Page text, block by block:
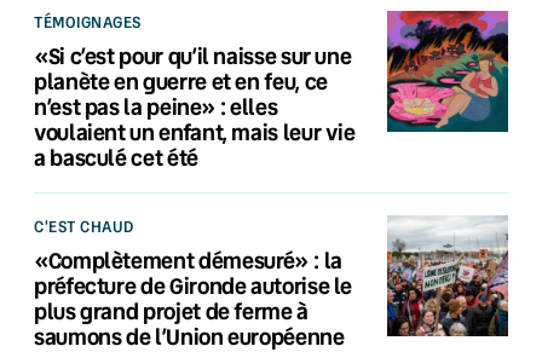
TÉMOIGNAGES
«Si c’est pour qu’il naisse sur une
planète en guerre et en feu, ce
n’est pas la peine» : elles
voulaient un enfant, mais leur vie
a basculé cet été
C'EST CHAUD
«Complètement démesuré» : la
préfecture de Gironde autorise le
plus grand projet de ferme à
saumons de l’Union européenne